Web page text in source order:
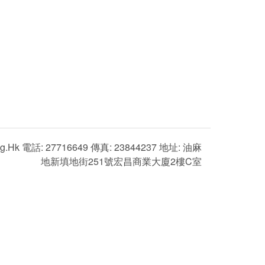
電話: 27716649 傳真: 23844237 地址: 油麻
地新填地街251號宏昌商業大廈2樓C室